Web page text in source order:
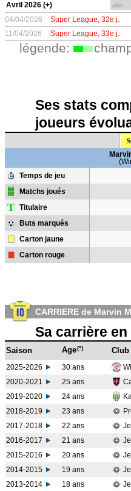
Avril 2026 (+) abs.
04/04/2026 Super League, 32e j.
11/04/2026
Super League, 33e j.
légende:
Ses stats
joueurs
Temps de jeu
Matchs joués
T Titulaire
Buts marqués
Carton jaune
Carton rouge
CARRIERE de Marvin
Sa carrière
Saison Age(*) Club
2025-2026 30 ans
2020-2021
25 ans
2019-2020
24 ans
2018-2019
23 ans
2017-2018
22 ans
2016-2017
21 ans
2015-2016
20 ans
2014-2015
19 ans
2013-2014
18 ans